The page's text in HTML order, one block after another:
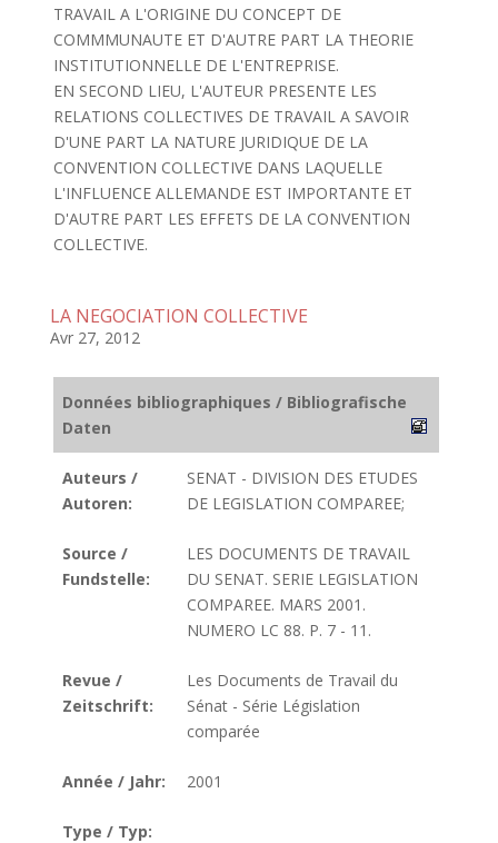
TRAVAIL A L'ORIGINE DU CONCEPT DE
COMMMUNAUTE ET D'AUTRE PART LA THEORIE
INSTITUTIONNELLE DE L'ENTREPRISE.
EN SECOND LIEU, L'AUTEUR PRESENTE LES
RELATIONS COLLECTIVES DE TRAVAIL A SAVOIR
D'UNE PART LA NATURE JURIDIQUE DE LA
CONVENTION COLLECTIVE DANS LAQUELLE
L'INFLUENCE ALLEMANDE EST IMPORTANTE ET
D'AUTRE PART LES EFFETS DE LA CONVENTION
COLLECTIVE.
LA NEGOCIATION COLLECTIVE
Avr 27, 2012
Données bibliographiques / Bibliografische
Daten
Auteurs /
Autoren:
SENAT - DIVISION DES ETUDES
DE LEGISLATION COMPAREE;
Source /
Fundstelle:
LES DOCUMENTS DE TRAVAIL
DU SENAT. SERIE LEGISLATION
COMPAREE. MARS 2001.
NUMERO LC 88. P. 7 - 11.
Revue /
Zeitschrift:
Les Documents de Travail du
Sénat - Série Législation
comparée
Année / Jahr: 2001
Type / Typ: